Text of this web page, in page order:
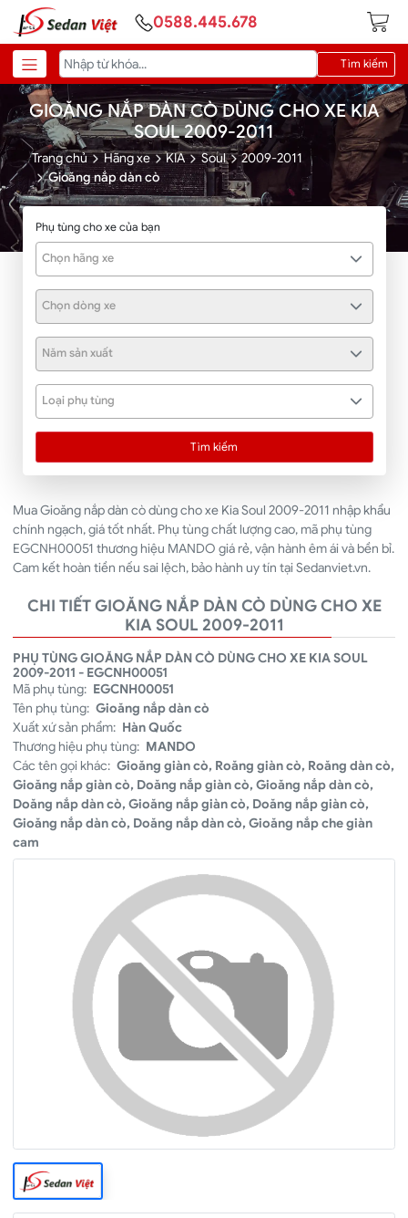
0588.445.678
Tìm kiếm
GIOĂNG NẮP DÀN CÒ DÙNG CHO XE KIA
SOUL 2009-2011
Trang chủ Hãng xe KIA Soul
2009-2011
Gioăng nắp dàn cò
Phụ tùng cho xe của bạn
Chọn hãng xe
Chọn dòng xe
Năm sản xuất
Loại phụ tùng
Tìm kiếm
Mua Gioăng nắp dàn cò dùng cho xe Kia Soul 2009-2011 nhập khẩu
chính ngạch, giá tốt nhất. Phụ tùng chất lượng cao, mã phụ tùng
EGCNH00051 thương hiệu MANDO giá rẻ, vận hành êm ái và bền bỉ.
Cam kết hoàn tiền nếu sai lệch, bảo hành uy tín tại Sedanviet.vn.
CHI TIẾT GIOĂNG NẮP DÀN CÒ DÙNG CHO XE
KIA SOUL 2009-2011
PHỤ TÙNG GIOĂNG NẮP DÀN CÒ DÙNG CHO XE KIA SOUL
2009-2011 - EGCNH00051
Mã phụ tùng: EGCNH00051
Tên phụ tùng: Gioăng nắp dàn cò
Xuất xứ sản phẩm: Hàn Quốc
Thương hiệu phụ tùng: MANDO
Các tên gọi khác: Gioăng giàn cò, Roăng giàn cò, Roăng dàn cò,
Gioăng nắp giàn cò, Doăng nắp giàn cò, Gioăng nắp dàn cò,
Doăng nắp dàn cò, Gioăng nắp giàn cò, Doăng nắp giàn cò,
Gioăng nắp dàn cò, Doăng nắp dàn cò, Gioăng nắp che giàn
cam